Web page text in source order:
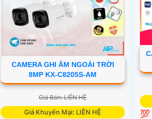
CAMERA GHI ÂM NGOÀI TRỜI
8MP KX-C8205S-AM
Giá Bán: LIÊN HỆ
Giá Khuyến Mại: LIÊN HỆ 💯